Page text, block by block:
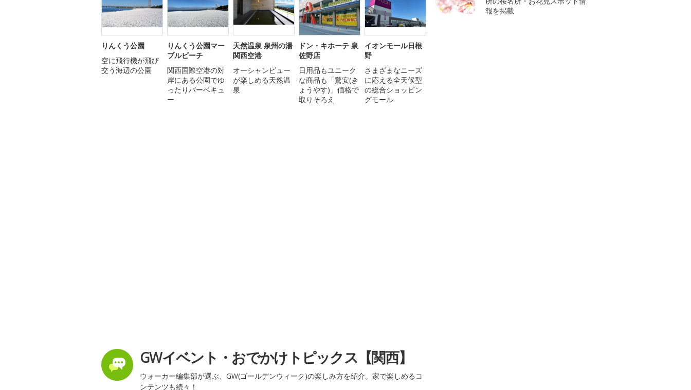
りんくう公園
空に飛行機が飛び
交う海辺の公園
りんくう公園マー
ブルビーチ
関西国際空港の対
岸にある公園でゆ
ったりバーベキュ
ー
天然温泉 泉州の湯
関西空港
オーシャンビュー
が楽しめる天然温
泉
ドン・キホーテ 泉
佐野店
日用品もユニーク
な商品も「驚安(き
ょうやす)」価格で
取りそろえ
イオンモール日根
野
さまざまなニーズ
に応える全天候型
の総合ショッピン
グモール
GWイベント・おでかけトピックス【関西】
ウォーカー編集部が選ぶ、GW(ゴールデンウィーク)の楽しみ方を紹介。家で楽しめるコ
ンテンツも続々！
報を掲載